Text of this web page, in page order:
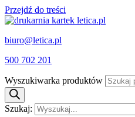
Przejdź do treści
biuro@letica.pl
500 702 201
Wyszukiwarka produktów
Szukaj: